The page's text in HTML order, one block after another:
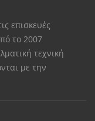
επισκευές
το 2007
τεχνική
με την